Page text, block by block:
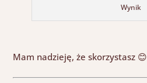
Wynik
Mam nadzieję, że skorzystasz 😊